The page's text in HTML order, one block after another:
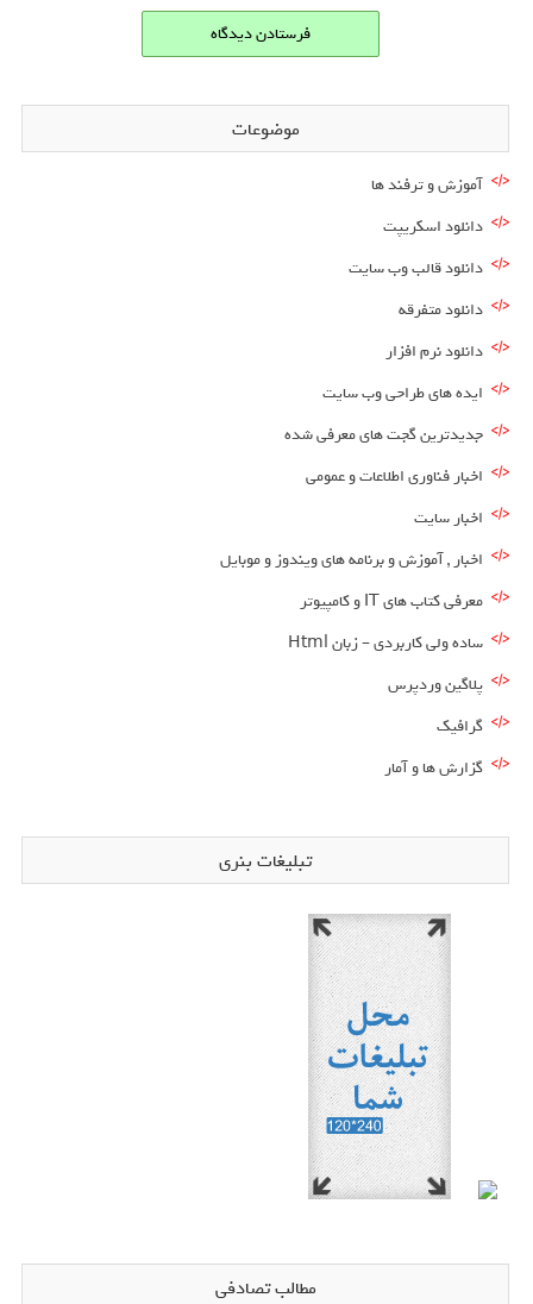
موضوعات
آموزش و ترفند ها
دانلود اسکریپت
دانلود قالب وب سایت
دانلود متفرقه
دانلود نرم افزار
ایده های طراحی وب سایت
جدیدترین گجت های معرفی شده
اخبار فناوری اطلاعات و عمومی
اخبار سایت
اخبار , آموزش و برنامه های ویندوز و موبایل
معرفی کتاب های IT و کامپیوتر
ساده ولی کاربردی – زبان Html
پلاگین وردپرس
گرافیک
گزارش ها و آمار
تبلیغات بنری
مطالب تصادفی